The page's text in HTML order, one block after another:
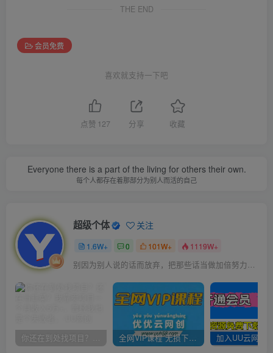
THE END
会员免费
喜欢就支持一下吧
点赞 127 分享 收藏
Everyone there is a part of the living for others their own.
每个人都存在着那部分为别人而活的自己
超级个体 关注
1.6W+ 0 101W+ 1119W+
别因为别人说的话而放弃，把那些话当做加倍努力的动力
你还在到处找项目？还在当韭菜？我靠卖项目一个月收入5万+，曾经我也是个失败者。 全网VIP课程 无损下载~